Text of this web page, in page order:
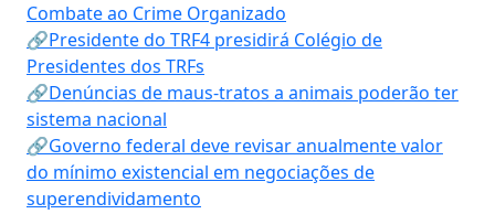
Combate ao Crime Organizado
🔗Presidente do TRF4 presidirá Colégio de
Presidentes dos TRFs
🔗Denúncias de maus-tratos a animais poderão ter
sistema nacional
🔗Governo federal deve revisar anualmente valor
do mínimo existencial em negociações de
superendividamento